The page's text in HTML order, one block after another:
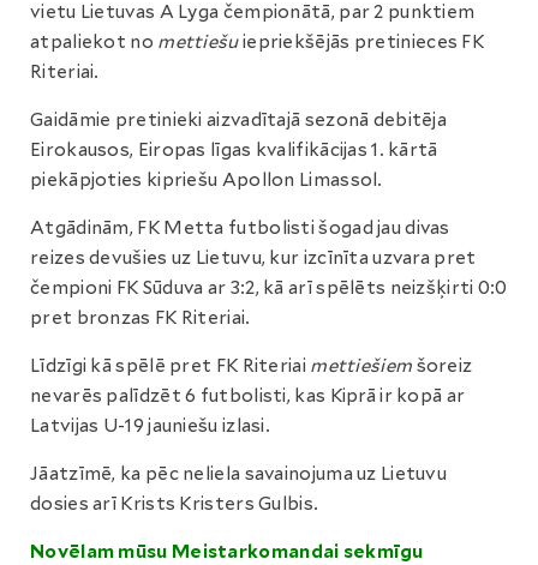
vietu Lietuvas A Lyga čempionātā, par 2 punktiem
atpaliekot no mettiešuiepriekšējās pretinieces FK
Riteriai.
Gaidāmie pretinieki aizvadītajā sezonā debitēja
Eirokausos, Eiropas līgas kvalifikācijas 1. kārtā
piekāpjoties kipriešu Apollon Limassol.
Atgādinām, FK Metta futbolisti šogad jau divas
reizes devušies uz Lietuvu, kur izcīnīta uzvara pret
čempioni FK Sūduva ar 3:2, kā arī spēlēts neizšķirti 0:0
pret bronzas FK Riteriai.
Līdzīgi kā spēlē pret FK Riteriai mettiešiem šoreiz
nevarēs palīdzēt 6 futbolisti, kas Kiprā ir kopā ar
Latvijas U-19 jauniešu izlasi.
Jāatzīmē, ka pēc neliela savainojuma uz Lietuvu
dosies arī Krists Kristers Gulbis.
Novēlam mūsu Meistarkomandai sekmīgu